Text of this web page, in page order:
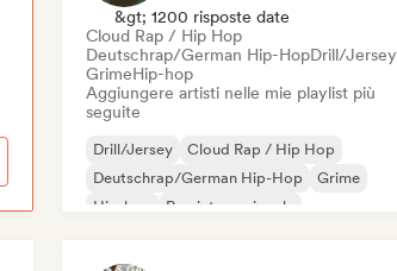
&gt; 1200 risposte date
Cloud Rap / Hip Hop
Deutschrap/German Hip-HopDrill/Jersey
GrimeHip-hop
Aggiungere artisti nelle mie playlist più
seguite
Drill/Jersey
Cloud Rap / Hip Hop
Deutschrap/German Hip-Hop
Grime
Hip-hop
Rap internazionale